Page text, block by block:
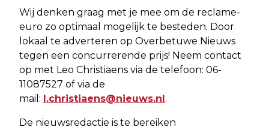
Wij denken graag met je mee om de reclame-
euro zo optimaal mogelijk te besteden. Door
lokaal te adverteren op Overbetuwe Nieuws
tegen een concurrerende prijs! Neem contact
op met Leo Christiaens via de telefoon: 06-
11087527 of via de
mail: l.christiaens@nieuws.nl.
De nieuwsredactie is te bereiken